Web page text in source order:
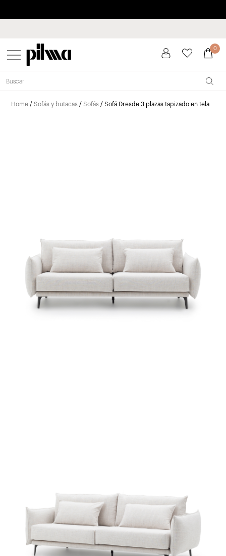
pilma 0
Home /Sofás y butacas /Sofás / Sofá Dresde 3 plazas tapizado en tela